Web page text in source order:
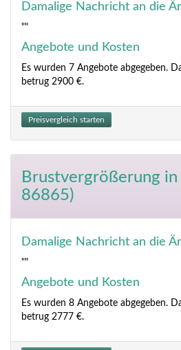
Damalige Nachricht an die
""
Angebote und Kosten
Es wurden 7 Angebote abgegeben.
betrug 2900 €.
Preisvergleich starten
Brustvergrößerung in
86865)
Damalige Nachricht an die
""
Angebote und Kosten
Es wurden 8 Angebote abgegeben.
betrug 2777 €.